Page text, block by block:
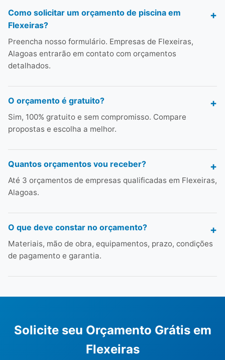
Como solicitar um orçamento de piscina em
Flexeiras?
Preencha nosso formulário. Empresas de Flexeiras,
Alagoas entrarão em contato com orçamentos
detalhados.
O orçamento é gratuito?
Sim, 100% gratuito e sem compromisso. Compare
propostas e escolha a melhor.
Quantos orçamentos vou receber?
Até 3 orçamentos de empresas qualificadas em Flexeiras,
Alagoas.
O que deve constar no orçamento?
Materiais, mão de obra, equipamentos, prazo, condições
de pagamento e garantia.
Solicite seu Orçamento Grátis em
Flexeiras